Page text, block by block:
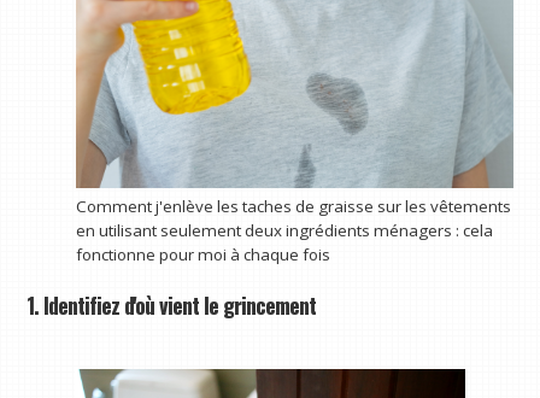
Comment j'enlève les taches de graisse sur les vêtements
en utilisant seulement deux ingrédients ménagers : cela
fonctionne pour moi à chaque fois
1. Identifiez d'où vient le grincement